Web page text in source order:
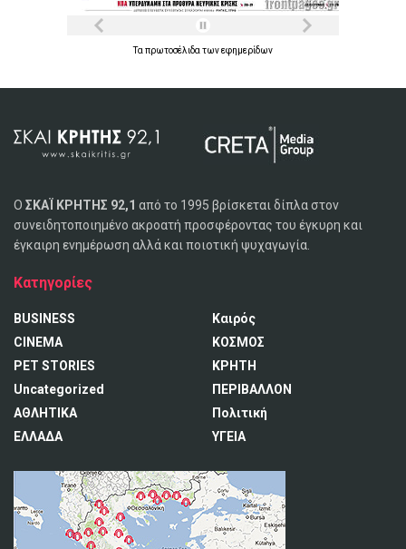
Τα πρωτοσέλιδα τωνεφημερίδων
Ο ΣΚΑΪ ΚΡΗΤΗΣ 92,1 από το 1995 βρίσκεται δίπλα στον
συνειδητοποιημένο ακροατή προσφέροντας του έγκυρη και
έγκαιρη ενημέρωση αλλά και ποιοτική ψυχαγωγία.
Κατηγορίες
BUSINESS
CINEMA
PET STORIES
Uncategorized
ΑΘΛΗΤΙΚΑ
ΕΛΛΑΔΑ
Καιρός
ΚΟΣΜΟΣ
ΚΡΗΤΗ
ΠΕΡΙΒΑΛΛΟΝ
Πολιτική
ΥΓΕΙΑ